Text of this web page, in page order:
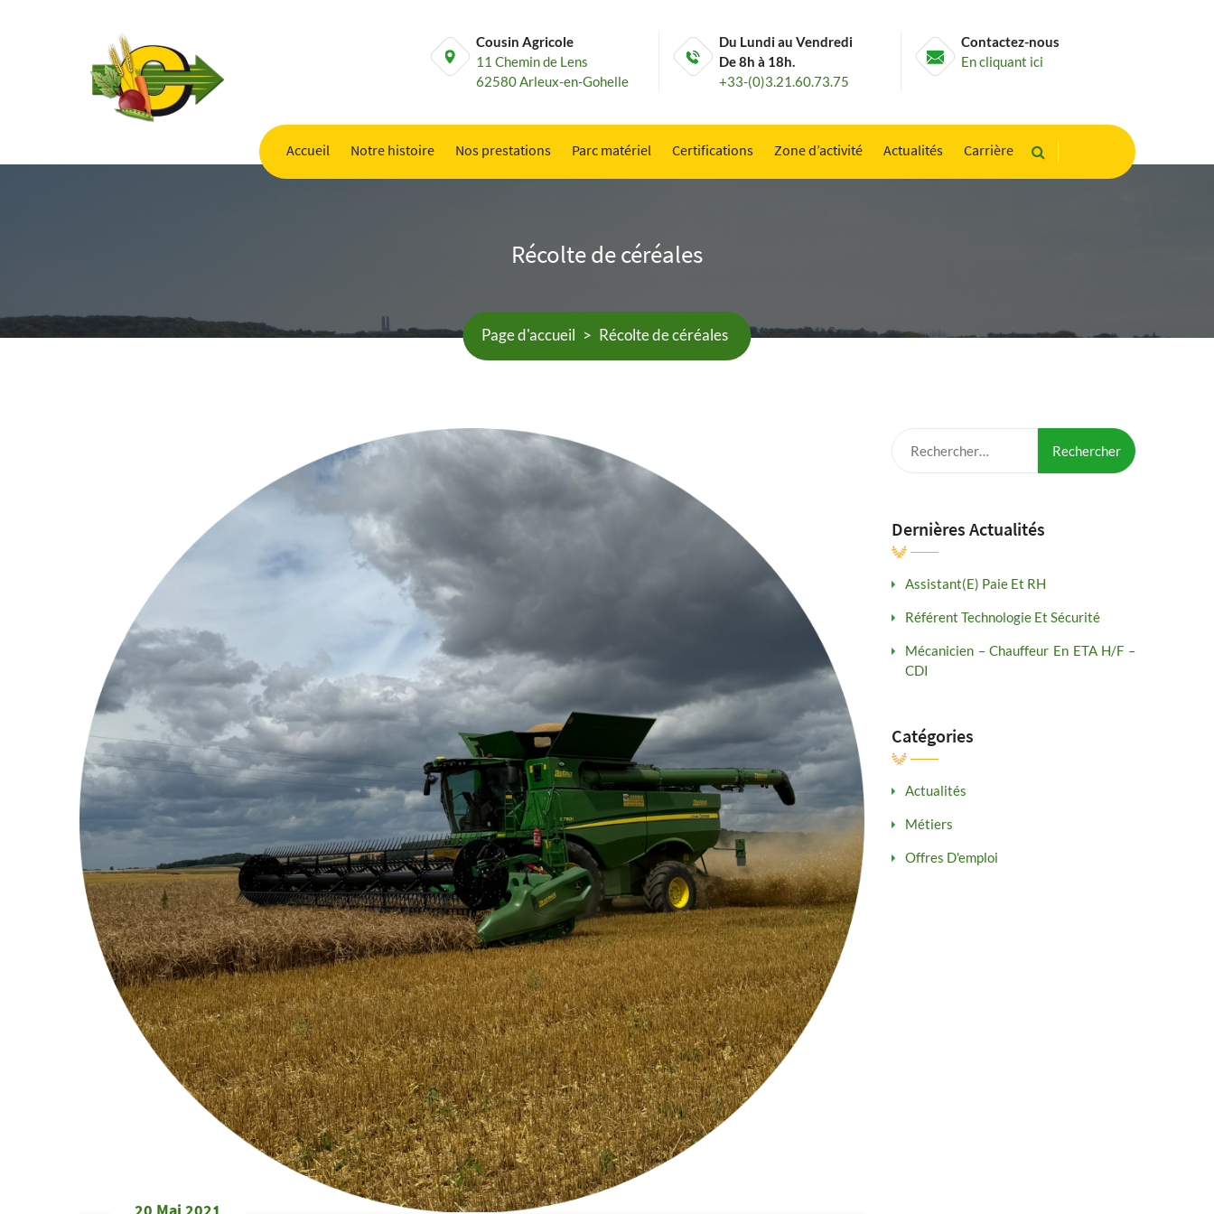
Cousin Agricole
11 Chemin de Lens
62580 Arleux-en-Gohelle
Du Lundi au Vendredi
De 8h à 18h.
+33-(0)3.21.60.73.75
Contactez-nous
En cliquant ici
Accueil Notre histoire Nos prestations Parc matériel Certifications Zone d’activité Actualités Carrière
Récolte de céréales
Page d'accueil > Récolte de céréales
Dernières Actualités
Assistant(e) Paie Et RH
Référent Technologie Et Sécurité
Mécanicien – Chauffeur En ETA H/F –
CDI
Catégories
Actualités
Métiers
Offres D'emploi